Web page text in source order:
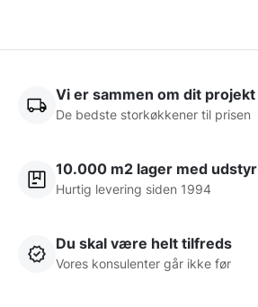
Vi er sammen om dit projekt
De bedste storkøkkener til prisen
10.000 m2 lager med udstyr
Hurtig levering siden 1994
Du skal være helt tilfreds
Vores konsulenter går ikke før